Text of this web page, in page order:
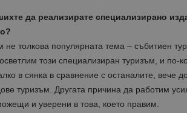
да реализирате специализирано
не толкова популярната тема – събитиен
този специализиран туризъм, и по-
в сянка в сравнение с останалите, вече
туризъм. Другата причина да работим
и уверени в това, което правим.